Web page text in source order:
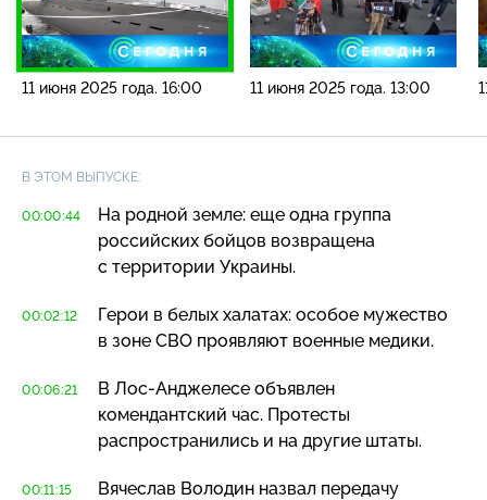
11 июня 2025 года. 16:00 11 июня 2025 года. 13:00
В ЭТОМ ВЫПУСКЕ:
00:00:44
На родной земле: еще одна группа
российских бойцов возвращена
с территории Украины.
00:02:12
Герои в белых халатах: особое мужество
в зоне СВО проявляют военные медики.
00:06:21 В Лос-Анджелесе объявлен
комендантский час. Протесты
распространились и на другие штаты.
00:11:15
Вячеслав Володин назвал передачу